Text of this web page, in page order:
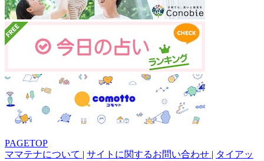
PAGETOP
ママテナについて | サイトに関するお問い合わせ | タイアッ